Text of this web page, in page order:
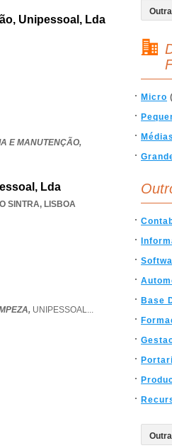
Unipessoal, Lda
E MANUTENÇÃO,
Lda
SINTRA, LISBOA
UNIPESSOAL...
Micro
Médias
Base